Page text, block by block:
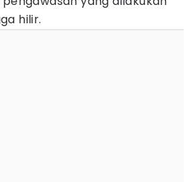
hilir.